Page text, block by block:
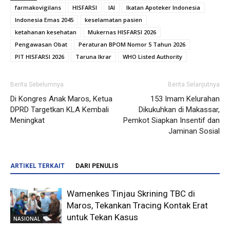
farmakovigilans
HISFARSI IAI
Ikatan Apoteker Indonesia
Indonesia Emas 2045
keselamatan pasien
ketahanan kesehatan
Mukernas HISFARSI 2026
Pengawasan Obat
Peraturan BPOM Nomor 5 Tahun 2026
PIT HISFARSI 2026
Taruna Ikrar WHO Listed Authority
Berita Sebelumnya
Di Kongres Anak Maros, Ketua
DPRD Targetkan KLA Kembali
Meningkat
Berita Selanjutnya
153 Imam Kelurahan
Dikukuhkan di Makassar,
Pemkot Siapkan Insentif dan
Jaminan Sosial
ARTIKEL TERKAIT DARI PENULIS
NASIONAL
Wamenkes Tinjau Skrining TBC di
Maros, Tekankan Tracing Kontak Erat
untuk Tekan Kasus